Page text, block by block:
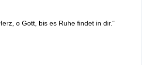
o Gott, bis es Ruhe findet in dir.“